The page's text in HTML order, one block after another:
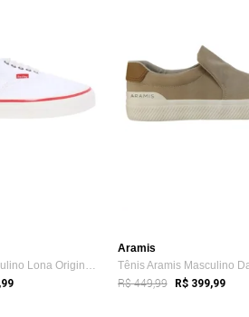
Tênis Redley Masculino Lona Originals Branco
Aramis
R$ 449,99 R$ 399,99